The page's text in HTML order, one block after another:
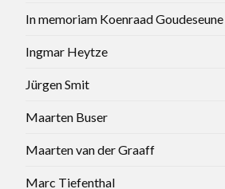
In memoriam Koenraad Goudeseune
Ingmar Heytze
Jürgen Smit
Maarten Buser
Maarten van der Graaff
Marc Tiefenthal